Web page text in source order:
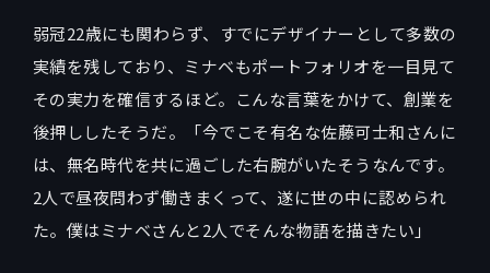
弱冠22歳にも関わらず、すでにデザイナーとして多数の
実績を残しており、ミナベもポートフォリオを一目見て
その実力を確信するほど。こんな言葉をかけて、創業を
後押ししたそうだ。「今でこそ有名な佐藤可士和さんに
は、無名時代を共に過ごした右腕がいたそうなんです。
2人で昼夜問わず働きまくって、遂に世の中に認められ
た。僕はミナベさんと2人でそんな物語を描きたい」